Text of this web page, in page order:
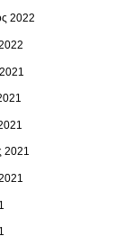
2022
2021